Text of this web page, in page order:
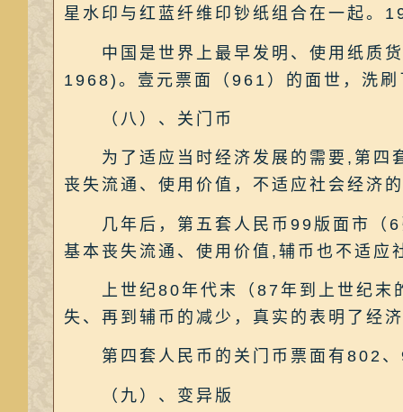
星水印与红蓝纤维印钞纸组合在一起。
中国是世界上最早发明、使用纸质货
1968)。壹元票面（961）的面世，洗
（八）、关门币
为了适应当时经济发展的需要,第四
丧失流通、使用价值，不适应社会经济
几年后，第五套人民币99版面市（6
基本丧失流通、使用价值,辅币也不适应
上世纪80年代末（87年到上世纪末
失、再到辅币的减少，真实的表明了经
第四套人民币的关门币票面有802
（九）、变异版